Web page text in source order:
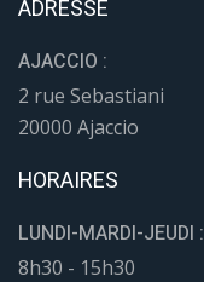
ADRESSE
AJACCIO :
2 rue Sebastiani
20000 Ajaccio
HORAIRES
LUNDI-MARDI-JEUDI :
8h30 - 15h30